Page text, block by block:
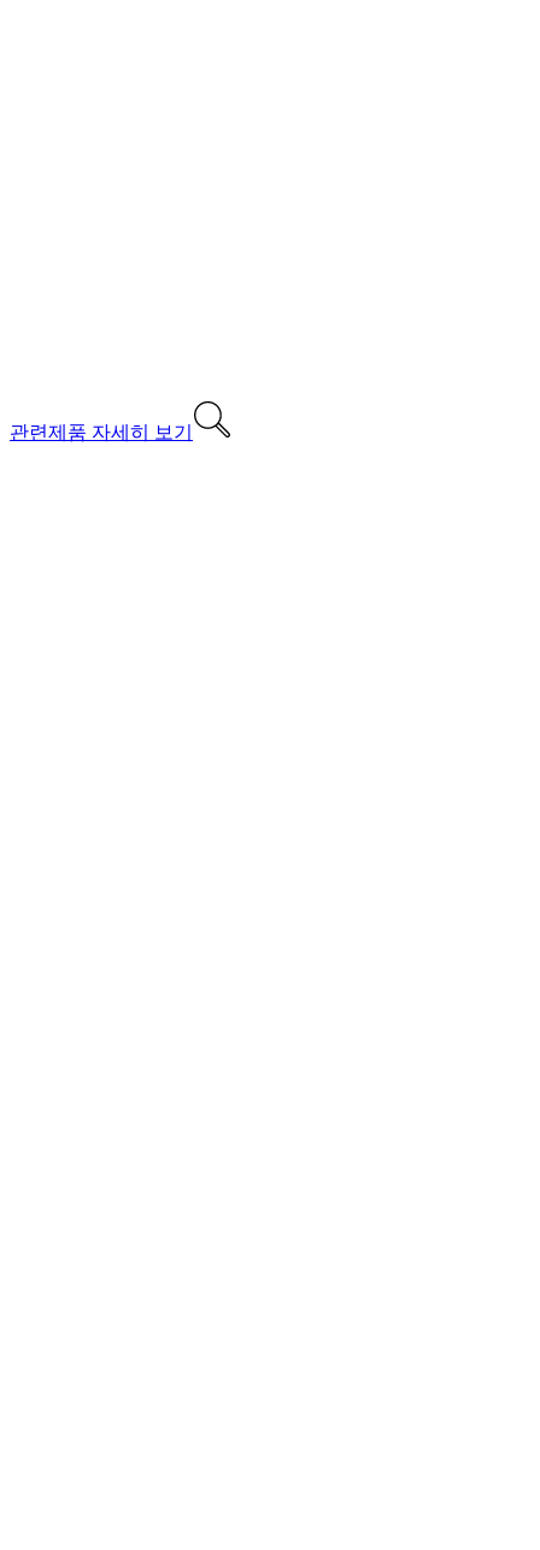
관련제품 자세히 보기